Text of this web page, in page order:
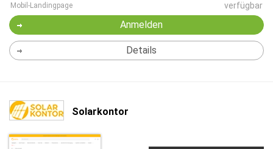
Mobil-Landingpage verfügbar
Anmelden
Details
Solarkontor